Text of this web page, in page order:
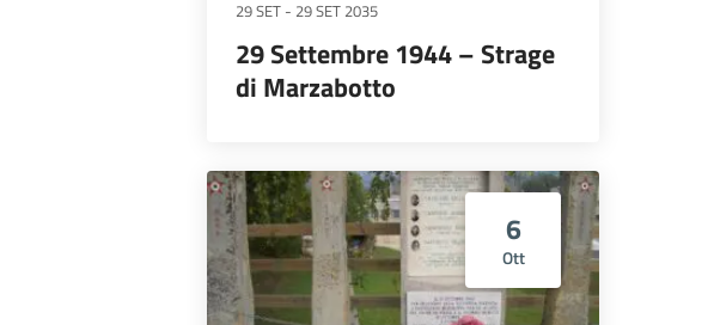
29 SET - 29 SET 2035
29 Settembre 1944 – Strage
di Marzabotto
6
Ott